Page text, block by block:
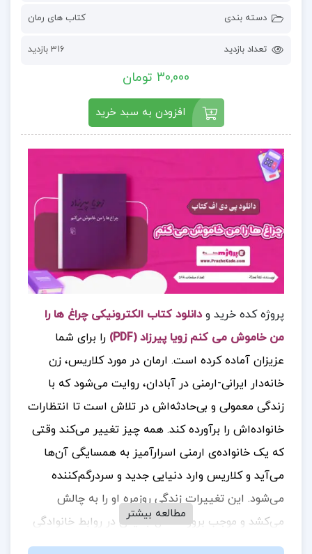
دسته بندی کتاب های رمان
تعداد بازدید 316 بازدید
30,000 تومان
افزودن به سبد خرید
پروژه کده خرید ودانلود کتاب الکترونیکی چراغ ها را
من خاموش می کنم زویا پیرزاد (PDF)
را برای شما
عزیزان آماده کرده است. ارمان در مورد کلاریس، زن
خانه‌دار ایرانی-ارمنی در آبادان، روایت می‌شود که با
زندگی معمولی و بی‌حادثه‌اش در تلاش است تا انتظارات
خانواده‌اش را برآورده کند. همه چیز تغییر می‌کند وقتی
که یک خانواده‌ی ارمنی اسرارآمیز به همسایگی آن‌ها
می‌آید و کلاریس وارد دنیایی جدید و سردرگم‌کننده
می‌شود. این تغییرات زندگی روزمره او را به چالش
می‌کشد و موجب بروز مسائل جدیدی در روابط خانوادگی
و اجتماعی‌اش می‌گردد. جهت خرید فایل های بیشتر
مطالعه بیشتر